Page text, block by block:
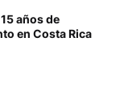
años de
en Costa Rica